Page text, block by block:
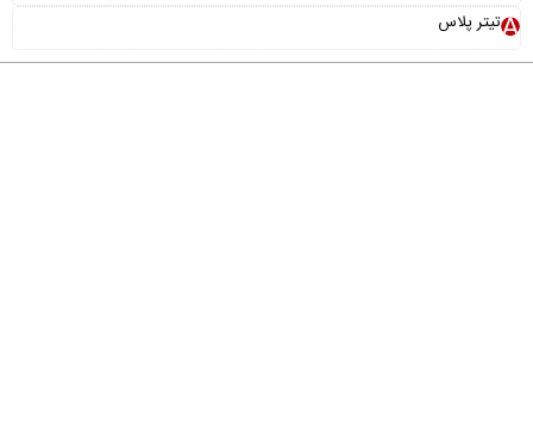
تیتر پلاس